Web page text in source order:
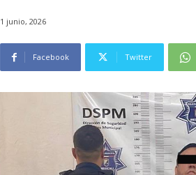
1 junio, 2026
Facebook Twitter